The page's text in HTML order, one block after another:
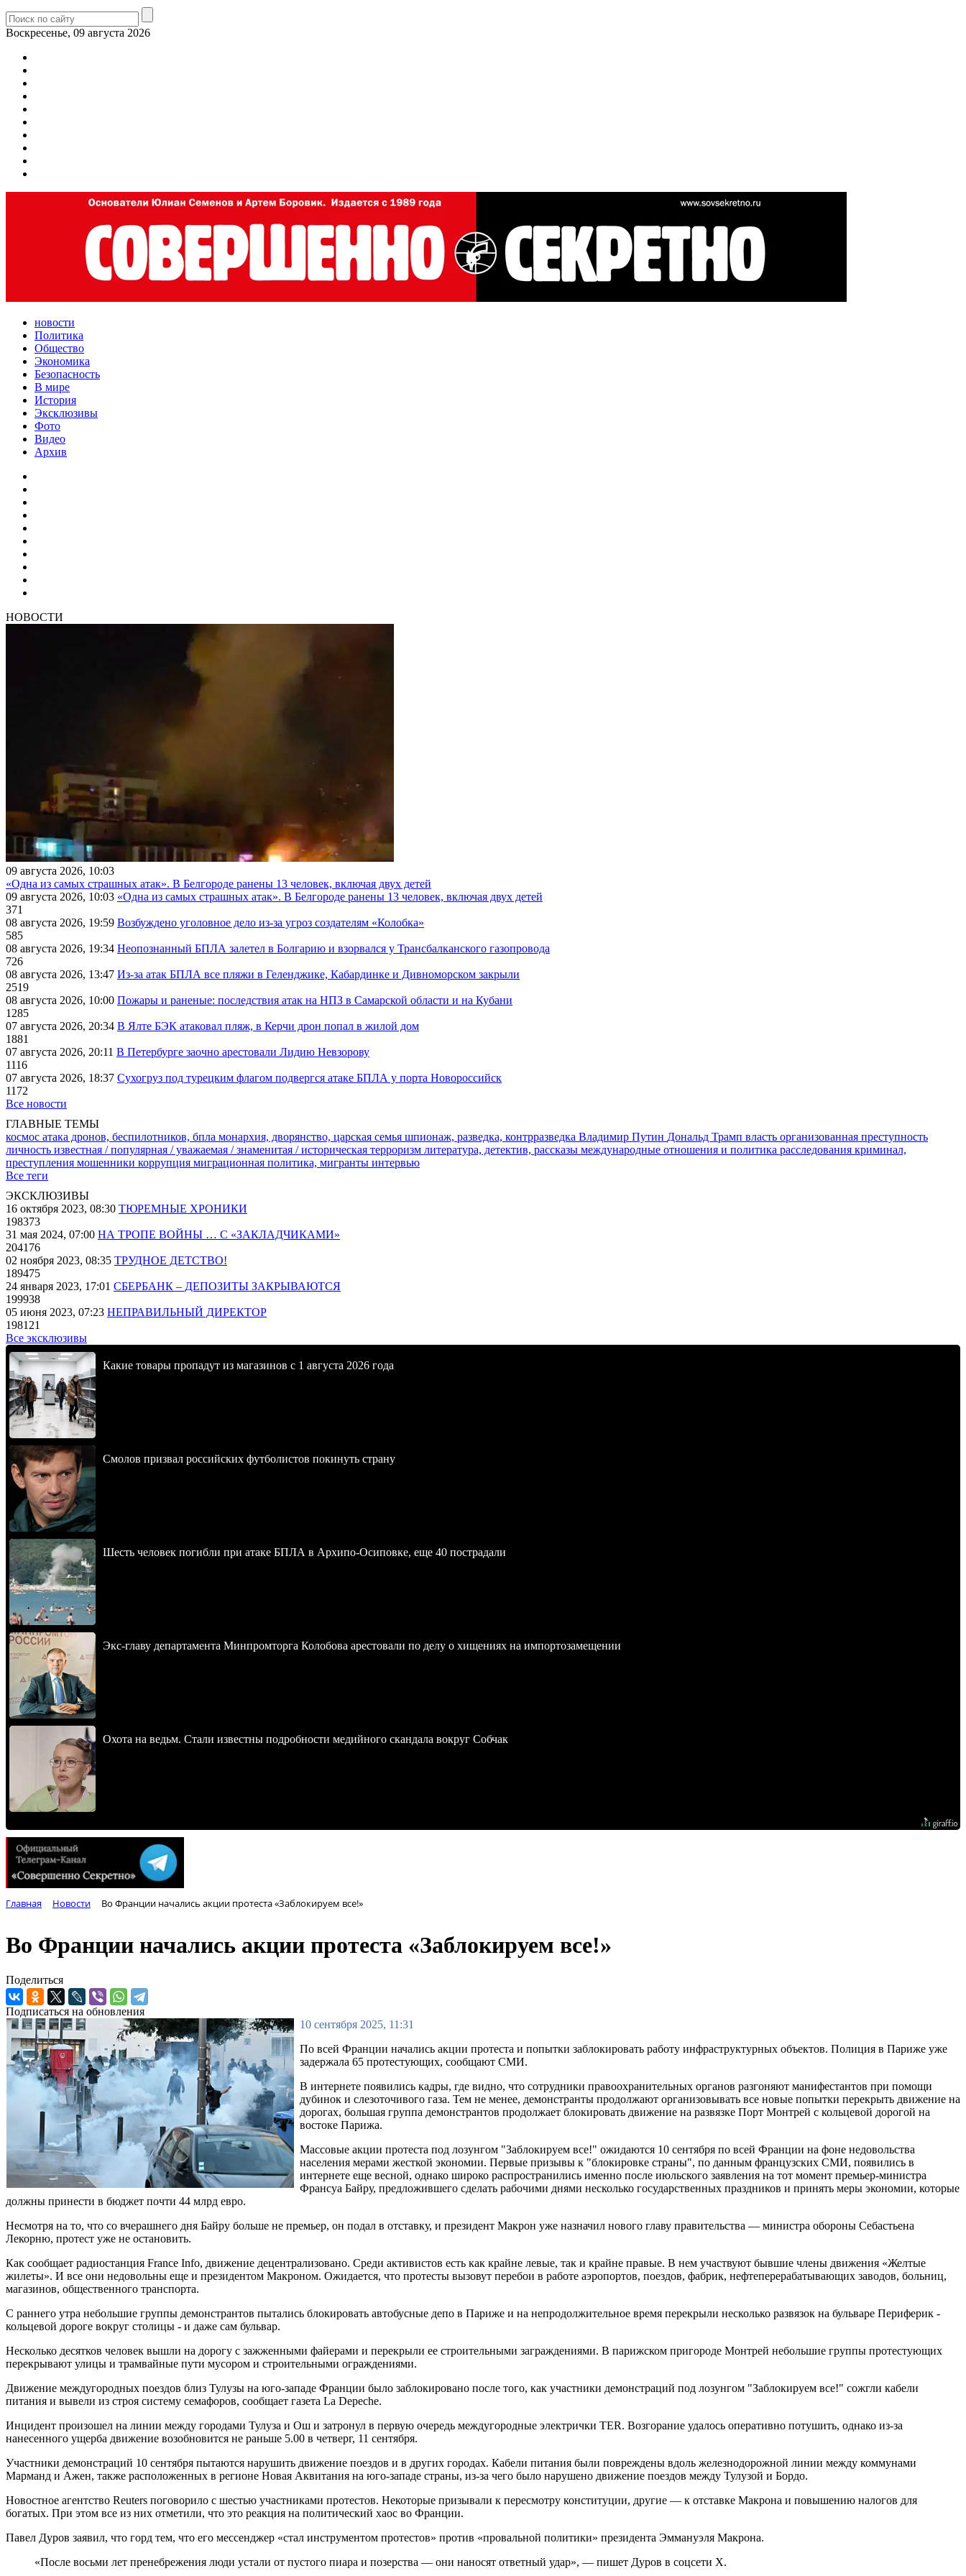
Воскресенье, 09 августа 2026
новости
Политика
Общество
Экономика
Безопасность
В мире
История
Эксклюзивы
Фото
Видео
Архив
НОВОСТИ
09 августа 2026, 10:03
«Одна из самых страшных атак». В Белгороде ранены 13 человек, включая двух детей
09 августа 2026, 10:03 «Одна из самых страшных атак». В Белгороде ранены 13 человек, включая двух детей
371
08 августа 2026, 19:59 Возбуждено уголовное дело из-за угроз создателям «Колобка»
585
08 августа 2026, 19:34 Неопознанный БПЛА залетел в Болгарию и взорвался у Трансбалканского газопровода
726
08 августа 2026, 13:47 Из-за атак БПЛА все пляжи в Геленджике, Кабардинке и Дивноморском закрыли
2519
08 августа 2026, 10:00 Пожары и раненые: последствия атак на НПЗ в Самарской области и на Кубани
1285
07 августа 2026, 20:34 В Ялте БЭК атаковал пляж, в Керчи дрон попал в жилой дом
1881
07 августа 2026, 20:11 В Петербурге заочно арестовали Лидию Невзорову
1116
07 августа 2026, 18:37 Сухогруз под турецким флагом подвергся атаке БПЛА у порта Новороссийск
1172
Все новости
ГЛАВНЫЕ ТЕМЫ
космос атака дронов, беспилотников, бпла монархия, дворянство, царская семья шпионаж, разведка, контрразведка Владимир Путин Дональд Трамп власть организованная преступность
личность известная / популярная / уважаемая / знаменитая / историческая терроризм литература, детектив, рассказы международные отношения и политика расследования криминал,
преступления мошенники коррупция миграционная политика, мигранты интервью
Все теги
ЭКСКЛЮЗИВЫ
16 октября 2023, 08:30 ТЮРЕМНЫЕ ХРОНИКИ
198373
31 мая 2024, 07:00 НА ТРОПЕ ВОЙНЫ … С «ЗАКЛАДЧИКАМИ»
204176
02 ноября 2023, 08:35 ТРУДНОЕ ДЕТСТВО!
189475
24 января 2023, 17:01 СБЕРБАНК – ДЕПОЗИТЫ ЗАКРЫВАЮТСЯ
199938
05 июня 2023, 07:23 НЕПРАВИЛЬНЫЙ ДИРЕКТОР
198121
Все эксклюзивы
Какие товары пропадут из магазинов с 1 августа 2026 года
Смолов призвал российских футболистов покинуть страну
Шесть человек погибли при атаке БПЛА в Архипо-Осиповке, еще 40 пострадали
Экс-главу департамента Минпромторга Колобова арестовали по делу о хищениях на импортозамещении
Охота на ведьм. Стали известны подробности медийного скандала вокруг Собчак
Главная Новости Во Франции начались акции протеста «Заблокируем все!»
Во Франции начались акции протеста «Заблокируем все!»
Поделиться
Подписаться на обновления
10 сентября 2025, 11:31
По всей Франции начались акции протеста и попытки заблокировать работу инфраструктурных объектов. Полиция в Париже уже
задержала 65 протестующих, сообщают СМИ.
В интернете появились кадры, где видно, что сотрудники правоохранительных органов разгоняют манифестантов при помощи
дубинок и слезоточивого газа. Тем не менее, демонстранты продолжают организовывать все новые попытки перекрыть движение на
дорогах, большая группа демонстрантов продолжает блокировать движение на развязке Порт Монтрей с кольцевой дорогой на
востоке Парижа.
Массовые акции протеста под лозунгом "Заблокируем все!" ожидаются 10 сентября по всей Франции на фоне недовольства
населения мерами жесткой экономии. Первые призывы к "блокировке страны", по данным французских СМИ, появились в
интернете еще весной, однако широко распространились именно после июльского заявления на тот момент премьер-министра
Франсуа Байру, предложившего сделать рабочими днями несколько государственных праздников и принять меры экономии, которые
должны принести в бюджет почти 44 млрд евро.
Несмотря на то, что со вчерашнего дня Байру больше не премьер, он подал в отставку, и президент Макрон уже назначил нового главу правительства — министра обороны Себастьена
Лекорню, протест уже не остановить.
Как сообщает радиостанция France Info, движение децентрализовано. Среди активистов есть как крайне левые, так и крайне правые. В нем участвуют бывшие члены движения «Желтые
жилеты». И все они недовольны еще и президентом Макроном. Ожидается, что протесты вызовут перебои в работе аэропортов, поездов, фабрик, нефтеперерабатывающих заводов, больниц,
магазинов, общественного транспорта.
С раннего утра небольшие группы демонстрантов пытались блокировать автобусные депо в Париже и на непродолжительное время перекрыли несколько развязок на бульваре Периферик -
кольцевой дороге вокруг столицы - и даже сам бульвар.
Несколько десятков человек вышли на дорогу с зажженными файерами и перекрыли ее строительными заграждениями. В парижском пригороде Монтрей небольшие группы протестующих
перекрывают улицы и трамвайные пути мусором и строительными ограждениями.
Движение междугородных поездов близ Тулузы на юго-западе Франции было заблокировано после того, как участники демонстраций под лозунгом "Заблокируем все!" сожгли кабели
питания и вывели из строя систему семафоров, сообщает газета La Depeche.
Инцидент произошел на линии между городами Тулуза и Ош и затронул в первую очередь междугородные электрички TER. Возгорание удалось оперативно потушить, однако из-за
нанесенного ущерба движение возобновится не раньше 5.00 в четверг, 11 сентября.
Участники демонстраций 10 сентября пытаются нарушить движение поездов и в других городах. Кабели питания были повреждены вдоль железнодорожной линии между коммунами
Марманд и Ажен, также расположенных в регионе Новая Аквитания на юго-западе страны, из-за чего было нарушено движение поездов между Тулузой и Бордо.
Новостное агентство Reuters поговорило с шестью участниками протестов. Некоторые призывали к пересмотру конституции, другие — к отставке Макрона и повышению налогов для
богатых. При этом все из них отметили, что это реакция на политический хаос во Франции.
Павел Дуров заявил, что горд тем, что его мессенджер «стал инструментом протестов» против «провальной политики» президента Эммануэля Макрона.
«После восьми лет пренебрежения люди устали от пустого пиара и позерства — они наносят ответный удар», — пишет Дуров в соцсети Х.